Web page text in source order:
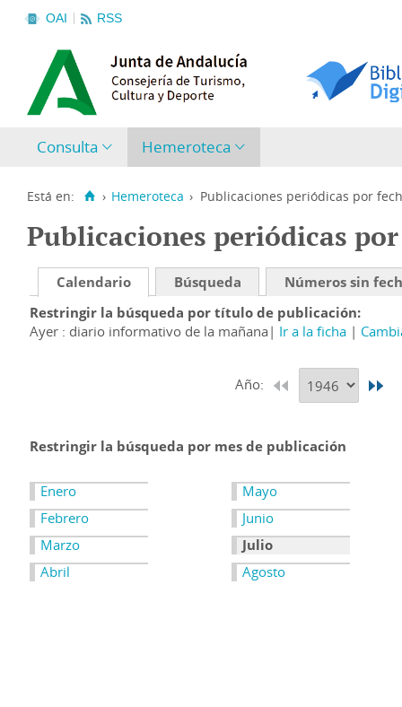
OAI RSS
Consulta Hemeroteca
Está en: › Hemeroteca › Publicaciones periódicas por
Publicaciones periódicas
Calendario Búsqueda
Números sin
Restringir la búsqueda por título de publicación
Ayer : diario informativo de la mañana
Ir a la ficha
Año:
Restringir la búsqueda por mes de publicación
Enero
Febrero
Marzo
Abril
Mayo
Junio
Julio
Agosto